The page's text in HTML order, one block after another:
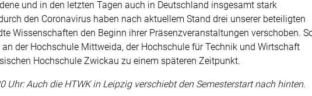
und in den letzten Tagen auch in Deutschland insgesamt stark
den Coronavirus haben nach aktuellem Stand drei unserer beteiligten
Wissenschaften den Beginn ihrer Präsenzveranstaltungen verschoben.
der Hochschule Mittweida, der Hochschule für Technik und Wirtschaft
Hochschule Zwickau zu einem späteren Zeitpunkt.
Uhr: Auch die HTWK in Leipzig verschiebt den Semesterstart nach hinten.